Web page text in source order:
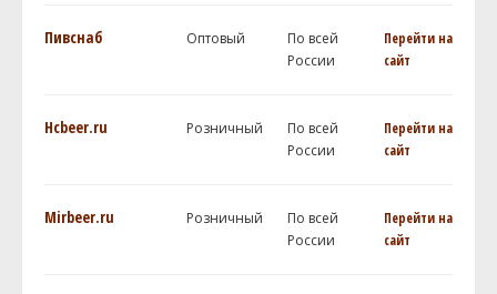
Пивснаб Оптовый
По всей
России
Перейти на
сайт
Hcbeer.ru Розничный
По всей
России
Перейти на
сайт
Mirbeer.ru Розничный
По всей
России
Перейти на
сайт